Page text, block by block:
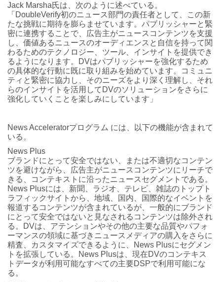
Jack Marsha氏は、次のように述べている。
「DoubleVerify初のニュース部門の責任者として、この新
たな挑戦に期待を膨らませています。パブリッシャーと緊
密に連携することで、広告主がニュースコンテンツを支援
し、価値あるニュースのオーディエンスと自信を持って関
わるためのテクノロジー、ツール、インサイトを提供でき
るようになります。DVはパブリッシャーを強化するため
の具体的な行動に既に取り組みを始めています。コミュニ
ティと緊密に協力し、そのニーズをより深く理解し、それ
らのインサイトを活用してDVのソリューションをさらに
強化していくことを楽しみにしています」
News Acceleratorプログラム には、以下の機能が含まれて
いる。
News Plus
ブランドにとって安全ではない、または不適切なコンテン
ツを避けながら、広告主がニュースコンテンツにリーチで
きる、コンテキストに沿ったニュースセグメントである。
News Plusには、新聞、ラジオ、テレビ、雑誌のトップト
ラフィックサイトから、地域、国内、国際的なイベントを
報道するコンテンツが含まれているが、一般的にブランド
にとって安全ではないと見なされるコンテンツは除外され
る。DVは、アテンションやその他の主要な品質やパフォ
ーマンスの領域に基づきニュースメディアの購入をさらに
精査、カスタマイズできるように、News Plusにセグメン
トを拡張している。News Plusは、現在DVのコンテキス
トデータが利用可能なすべての主要DSPで利用可能にな
る。